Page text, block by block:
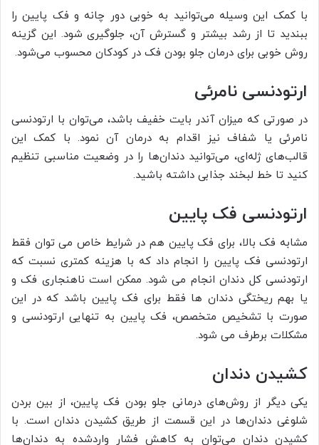
با کمک این وسیله می‌توانید به خوبی دور چانه و فک پایین را
ببندید تا از رشد بیشتر و گسترش آن، جلوگیری شود. این گزینه
روش خوبی برای درمان جلو بودن فک در کودکان محسوب می‌شود.
ارتودنسی نامرئی
در صورتی که میزان آندر بایت خفیف باشد، می‌توان با ارتودنسی
نامرئی یا شفاف نیز اقدام به درمان آن نمود. با کمک این
قالب‌های ژله‌ای، می‌توانید دندان‌ها را در وضعیت مناسبی تنظیم
کنید تا خط لبخند جذابی داشته باشید.
ارتودنسی فک پایین
مشابه فک بالا، برای فک پایین هم در شرایط خاص می توان فقط
ارتودنسی فک پایین را انجام داد که با هزینه کمتری نسبت که
ارتودنسی کل دندان انجام می شود. ممکن است ناهنجاری فک و
یا بهم ریختگی دندان ها فقط برای فک پایین باشد که در این
صورت با تشخیص متخصص، فک پایین به تنهایی ارتودنسی و
مشکلات برطرف می شود.
کشیدن دندان
یکی دیگر از روش‌های درمانی جلو بودن فک پایین، از بین بردن
شلوغی دندان‌ها در این قسمت از طریق کشیدن دندان است. با
کشیدن دندان می‌توان به کاهش فشار واردشده به دندان‌ها